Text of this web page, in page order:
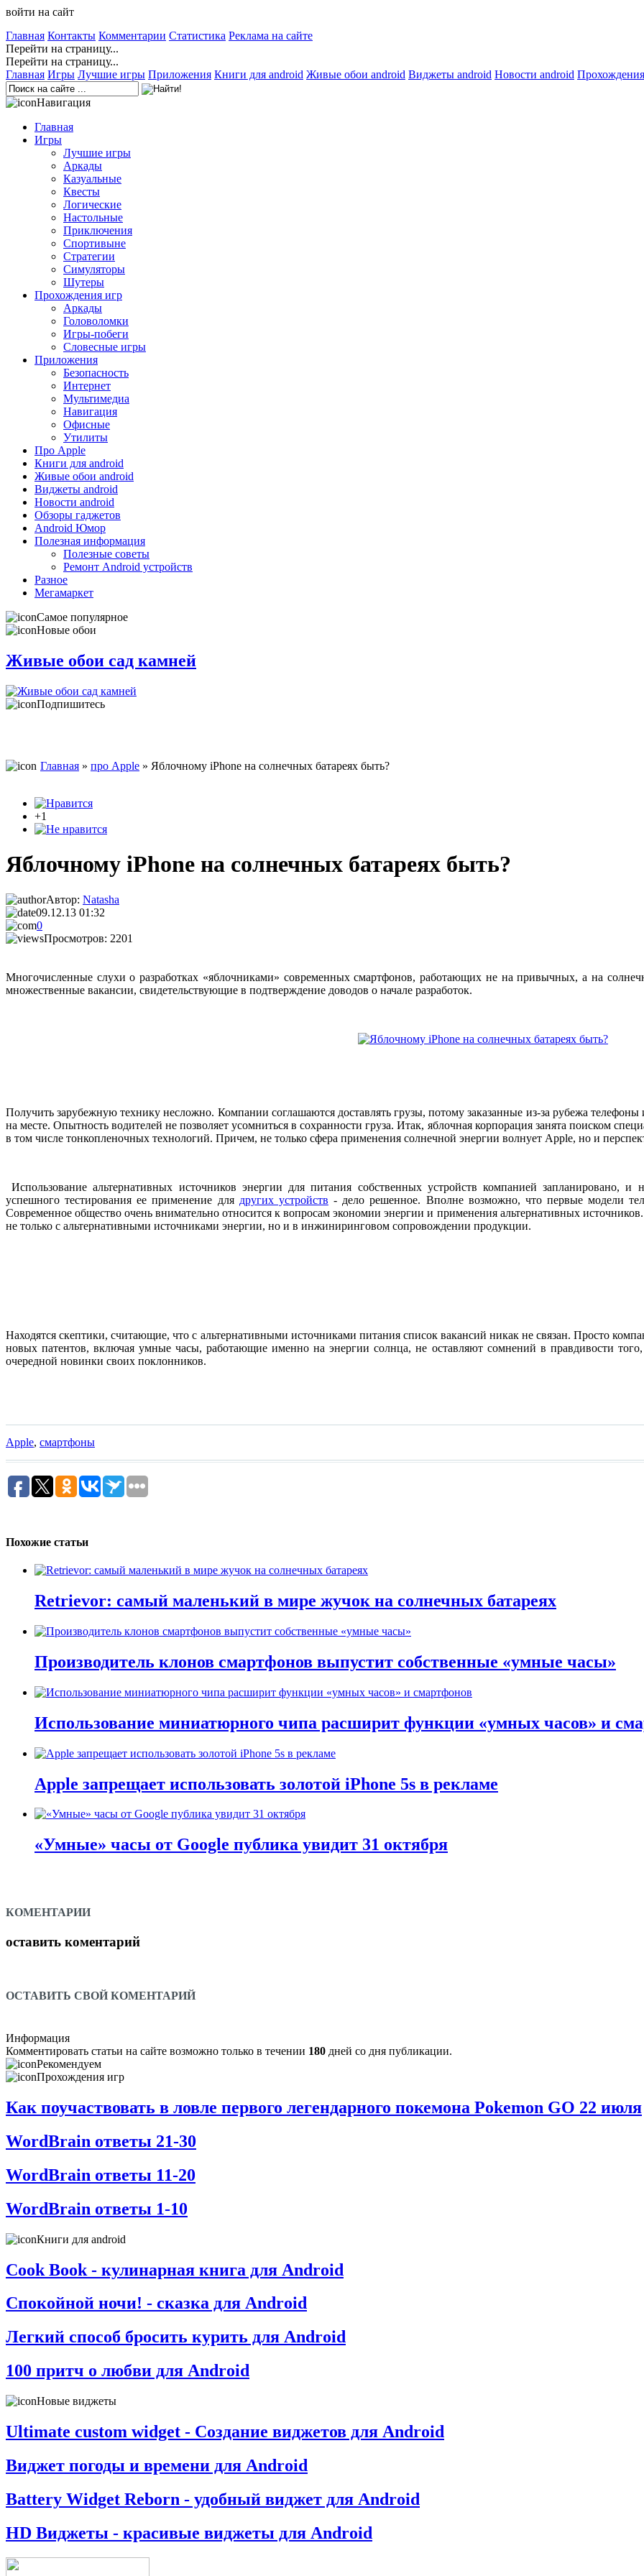
войти на сайт
Главная Контакты Комментарии Статистика Реклама на сайте
Перейти на страницу...
Перейти на страницу...
Главная Игры Лучшие игры Приложения Книги для android Живые обои android Виджеты android Новости android
Навигация
Главная
Игры
Лучшие игры
Аркады
Казуальные
Квесты
Логические
Настольные
Приключения
Спортивыне
Стратегии
Симуляторы
Шутеры
Прохождения игр
Аркады
Головоломки
Игры-побеги
Словесные игры
Приложения
Безопасность
Интернет
Мультимедиа
Навигация
Офисные
Утилиты
Про Apple
Книги для android
Живые обои android
Виджеты android
Новости android
Обзоры гаджетов
Android Юмор
Полезная информация
Полезные советы
Ремонт Android устройств
Разное
Мегамаркет
Самое популярное
Новые обои
Живые обои сад камней
Подпишитесь
Главная » про Apple » Яблочному iPhone на солнечных батареях быть?
+1
Яблочному iPhone на солнечных батареях быть?
Автор: Natasha
09.12.13 01:32
0
Просмотров: 2201
Многочисленные слухи о разработках «яблочниками» современных смартфонов, работающих не на привычных, а на
множественные вакансии, свидетельствующие в подтверждение доводов о начале разработок.
Получить зарубежную технику несложно. Компании соглашаются доставлять грузы, потому заказанные из-за рубежа
на месте. Опытность водителей не позволяет усомниться в сохранности груза. Итак, яблочная корпорация занята поиском
в том числе тонкопленочных технологий. Причем, не только сфера применения солнечной энергии волнует Apple, но и
Использование альтернативных источников энергии для питания собственных устройств компанией запланировано,
успешного тестирования ее применение для других устройств - дело решенное. Вполне возможно, что первые модели
Современное общество очень внимательно относится к вопросам экономии энергии и применения альтернативных
не только с альтернативными источниками энергии, но и в инжиниринговом сопровождении продукции.
Находятся скептики, считающие, что с альтернативными источниками питания список вакансий никак не связан. Просто
новых патентов, включая умные часы, работающие именно на энергии солнца, не оставляют сомнений в правдивости
очередной новинки своих поклонников.
Apple, смартфоны
Похожие статьи
Retrievor: самый маленький в мире жучок на солнечных батареях
Производитель клонов смартфонов выпустит собственные «умные часы»
Использование миниатюрного чипа расширит функции «умных часов» и
Applе запрещает использовать золотой iPhone 5s в рекламе
«Умные» часы от Google публика увидит 31 октября
КОМЕНТАРИИ
оставить коментарий
ОСТАВИТЬ СВОЙ КОМЕНТАРИЙ
Информация
Комментировать статьи на сайте возможно только в течении 180 дней со дня публикации.
Рекомендуем
Прохождения игр
Как поучаствовать в ловле первого легендарного покемона Pokemon GO 22 июля
WordBrain ответы 21-30
WordBrain ответы 11-20
WordBrain ответы 1-10
Книги для android
Cook Book - кулинарная книга для Android
Спокойной ночи! - сказка для Android
Легкий способ бросить курить для Android
100 притч о любви для Android
Новые виджеты
Ultimate custom widget - Создание виджетов для Android
Виджет погоды и времени для Android
Battery Widget Reborn - удобный виджет для Android
HD Виджеты - красивые виджеты для Android